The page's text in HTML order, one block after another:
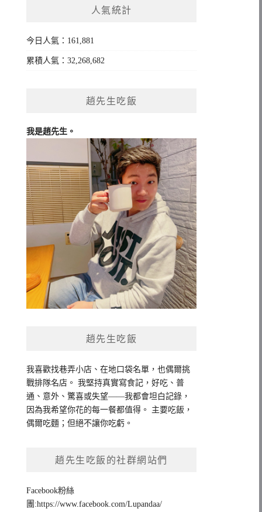
人氣統計
今日人氣：161,881
累積人氣：32,268,682
趙先生吃飯
我是趙先生。
趙先生吃飯
我喜歡找巷弄小店、在地口袋名單，也偶爾挑
戰排隊名店。 我堅持真實寫食記，好吃、普
通、意外、驚喜或失望——我都會坦白記錄，
因為我希望你花的每一餐都值得。 主要吃飯，
偶爾吃麵；但絕不讓你吃虧。
趙先生吃飯的社群網站們
Facebook粉絲
團:https://www.facebook.com/Lupandaa/